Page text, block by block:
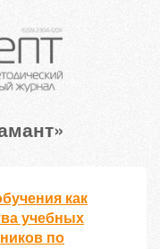
как
учебных
по